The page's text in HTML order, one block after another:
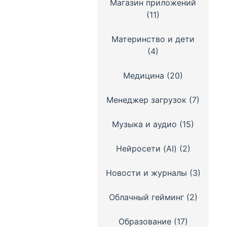
Магазин приложений
(11)
Материнство и дети
(4)
Медицина (20)
Менеджер загрузок (7)
Музыка и аудио (15)
Нейросети (AI) (2)
Новости и журналы (3)
Облачный гейминг(2)
Образование(17)